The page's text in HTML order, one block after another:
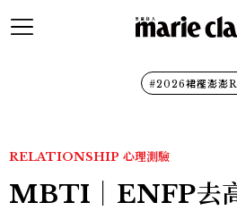
#2026裙襬澎澎
RELATIONSHIP 心理測驗
MBTI｜ENFP去高